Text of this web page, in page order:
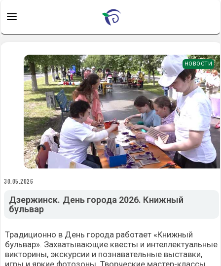
НОВОСТИ
30.05.2026
Дзержинск. День города 2026. Книжный
бульвар
Традиционно в День города работает «Книжный
бульвар». Захватывающие квесты и интеллектуальные
викторины, экскурсии и познавательные выставки,